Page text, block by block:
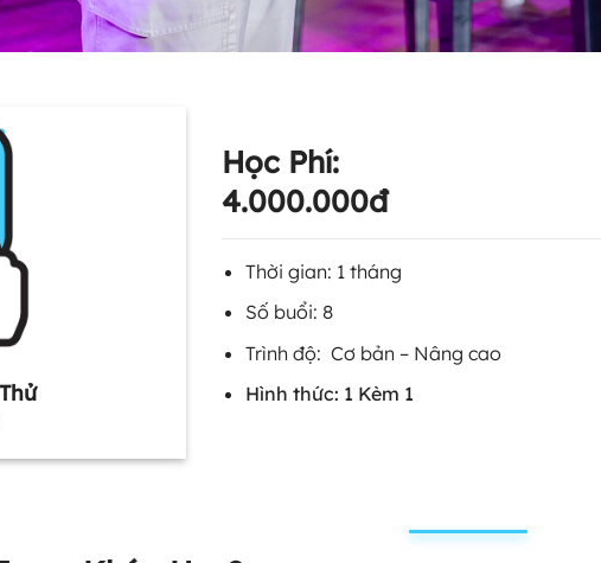
Học Phí:
4.000.000đ
Thời gian: 1 tháng
Số buổi: 8
Trình độ: Cơ bản – Nâng cao
Hình thức: 1 Kèm 1